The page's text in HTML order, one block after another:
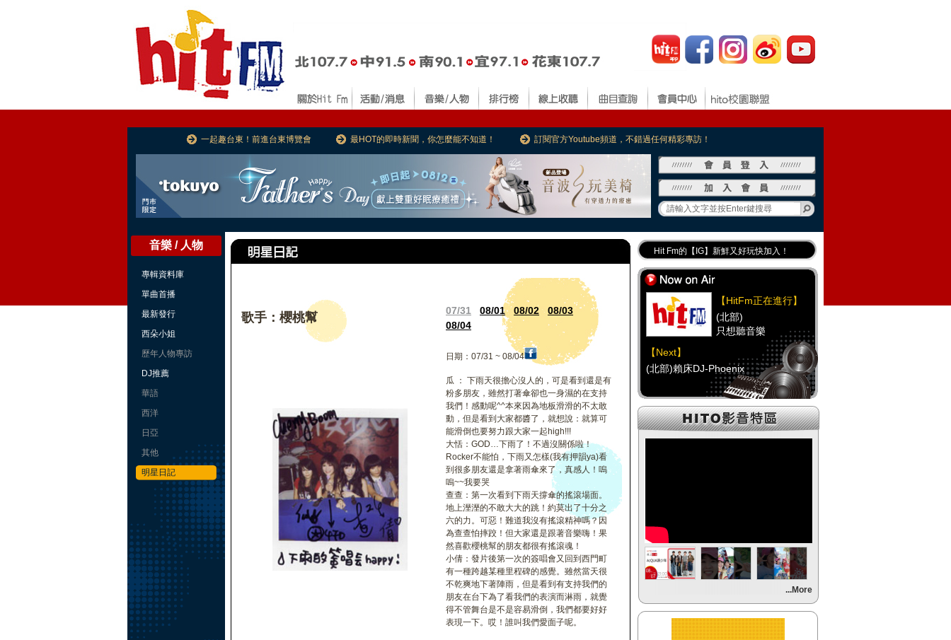
一起趣台東！前進台東博覽會 最HOT的即時新聞，你怎麼能不知道！ 訂閱官方Youtube頻道，不錯過任何精彩專訪！
音樂 / 人物
專輯資料庫
單曲首播
最新發行
西朵小姐
歷年人物專訪
DJ推薦
華語
西洋
日亞
其他
明星日記
歌手：櫻桃幫 07/31 08/01 08/02
08/03
08/04
日期：07/31 ~ 08/04
瓜 ： 下雨天很擔心沒人的，可是看到還是有
粉多朋友，雖然打著傘卻也一身濕的在支持
我們！感動呢^^本來因為地板滑滑的不太敢
動，但是看到大家都醬了，就想說：就算可
能滑倒也要努力跟大家一起high!!!
大恬：GOD…下雨了！不過沒關係啦！
Rocker不能怕，下雨又怎樣(我有押韻ya)看
到很多朋友還是拿著雨傘來了，真感人！嗚
嗚~~我要哭
查查：第一次看到下雨天撐傘的搖滾場面。
地上溼溼的不敢大大的跳！約莫出了十分之
六的力。可惡！難道我沒有搖滾精神嗎？因
為查查怕摔跤！但大家還是跟著音樂嗨！果
然喜歡櫻桃幫的朋友都很有搖滾魂！
小倩：發片後第一次的簽唱會又回到西門町
有一種跨越某種里程碑的感覺。雖然當天很
不乾爽地下著陣雨，但是看到有支持我們的
朋友在台下為了看我們的表演而淋雨，就覺
得不管舞台是不是容易滑倒，我們都要好好
表現一下。哎！誰叫我們愛面子呢。
Hit Fm的【IG】新鮮又好玩快加入！
Hit Fm【FB臉書粉絲團】等你加入！
最專業《DJ推薦》好音樂千萬別錯過！
好康報報 最新優惠訊息都在這！
【HitFm正在進行】
(北部)
只想聽音樂
【Next】
(北部)賴床DJ-Phoenix
【HitFm正在進行】
(中部)
(南部)
HAPPY DJ-Tracy
【Next】
...More